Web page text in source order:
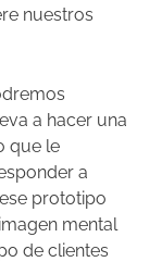
nuestros
a hacer una
que le
a
prototipo
mental
de clientes